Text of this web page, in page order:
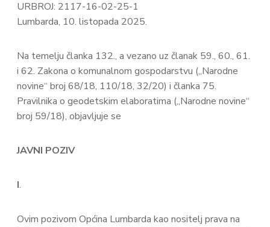
URBROJ: 2117-16-02-25-1
Lumbarda, 10. listopada 2025.
Na temelju članka 132., a vezano uz članak 59., 60., 61.
i 62. Zakona o komunalnom gospodarstvu („Narodne
novine“ broj 68/18, 110/18, 32/20) i članka 75.
Pravilnika o geodetskim elaboratima („Narodne novine“
broj 59/18), objavljuje se
JAVNI POZIV
I.
Ovim pozivom Općina Lumbarda kao nositelj prava na